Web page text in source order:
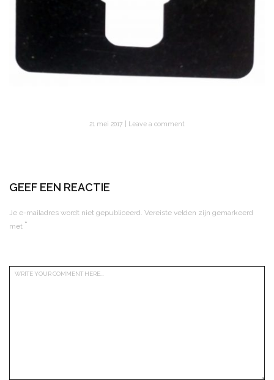
21 mei 2017 Leave a comment
GEEF EEN REACTIE
Je e-mailadres wordt niet gepubliceerd. Vereiste velden zijn gemarkeerd
met *